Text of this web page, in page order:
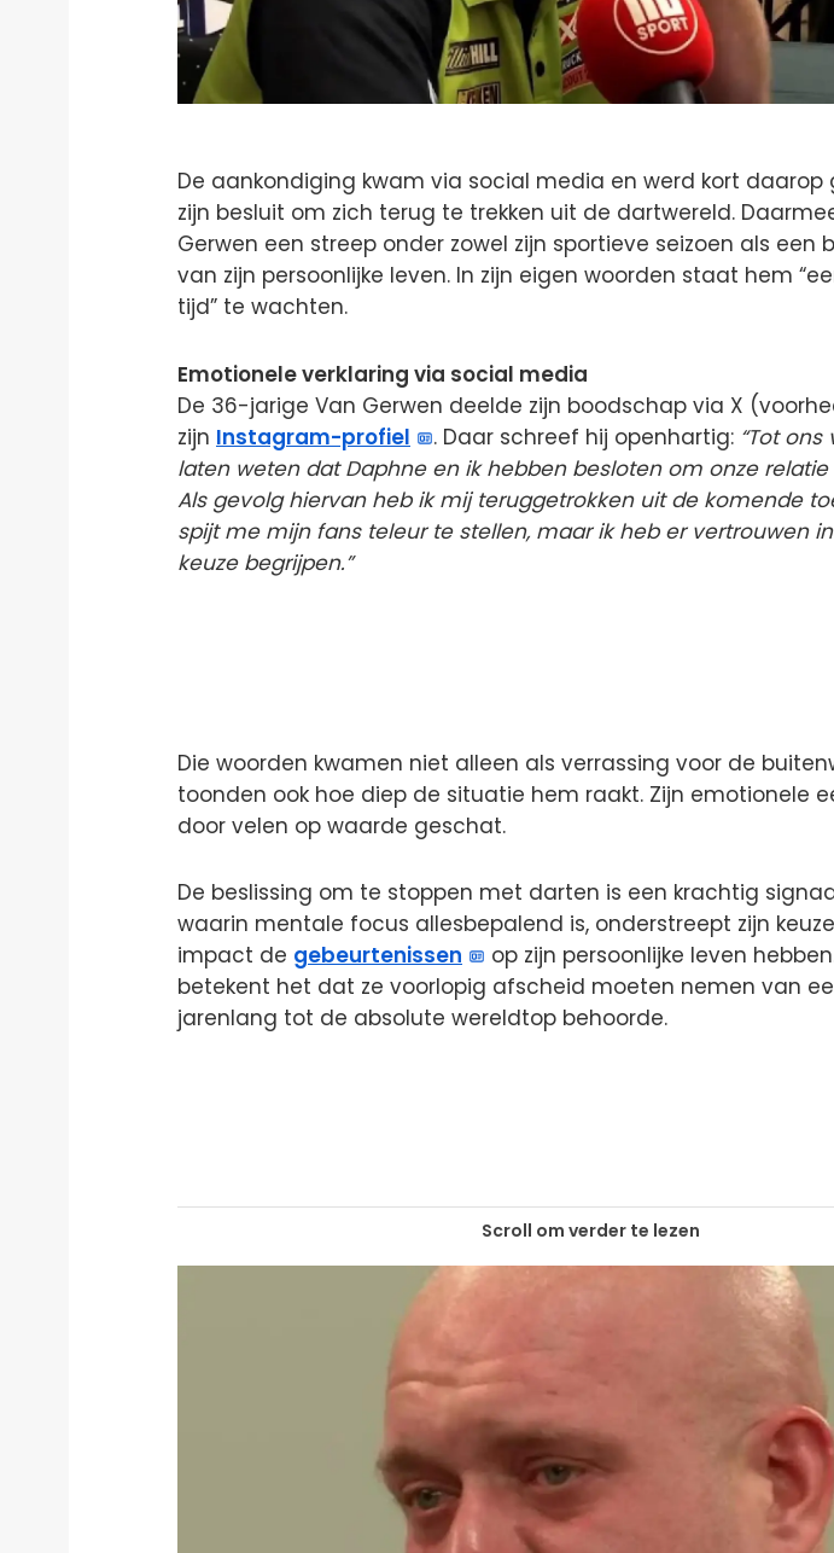
De aankondiging kwam via social media en werd kort daarop
zijn besluit om zich terug te trekken uit de dartwereld.
Gerwen een streep onder zowel zijn sportieve seizoen als een
van zijn persoonlijke leven. In zijn eigen woorden staat hem
tijd” te wachten.
Emotionele verklaring via social media
De 36-jarige Van Gerwen deelde zijn boodschap via X
zijn Instagram-profiel . Daar schreef hij openhartig: “Tot
laten weten dat Daphne en ik hebben besloten om onze
Als gevolg hiervan heb ik mij teruggetrokken uit de komende
spijt me mijn fans teleur te stellen, maar ik heb er vertrouwen
keuze begrijpen.”
Die woorden kwamen niet alleen als verrassing voor de
toonden ook hoe diep de situatie hem raakt. Zijn emotionele
door velen op waarde geschat.
De beslissing om te stoppen met darten is een krachtig
waarin mentale focus allesbepalend is, onderstreept zijn
impact de gebeurtenissen
op zijn persoonlijke leven
betekent het dat ze voorlopig afscheid moeten nemen van
jarenlang tot de absolute wereldtop behoorde.
Scroll om verder te lezen